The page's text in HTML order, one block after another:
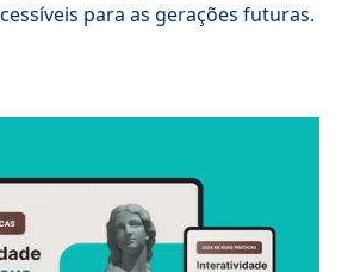
para as gerações futuras.